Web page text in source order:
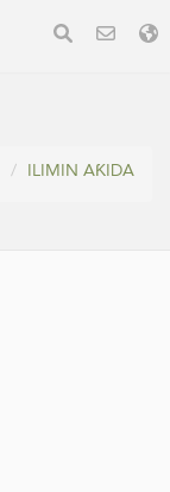
ILIMIN AƘIDA